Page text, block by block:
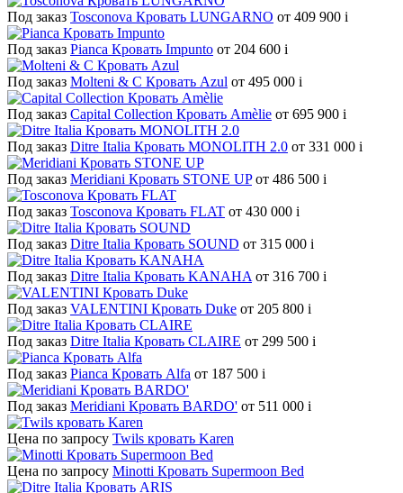
Под заказ Tosconova Кровать LUNGARNO от 409 900 i
Под заказ Pianca Кровать Impunto от 204 600 i
Под заказ Molteni & C Кровать Azul от 495 000 i
Под заказ Capital Collection Кровать Amèlie от 695 900 i
Под заказ Ditre Italia Кровать MONOLITH 2.0 от 331 000 i
Под заказ Meridiani Кровать STONE UP от 486 500 i
Под заказ Tosconova Кровать FLAT от 430 000 i
Под заказ Ditre Italia Кровать SOUND от 315 000 i
Под заказ Ditre Italia Кровать KANAHA от 316 700 i
Под заказ VALENTINI Кровать Duke от 205 800 i
Под заказ Ditre Italia Кровать CLAIRE от 299 500 i
Под заказ Pianca Кровать Alfa от 187 500 i
Под заказ Meridiani Кровать BARDO' от 511 000 i
Цена по запросу Twils кровать Karen
Цена по запросу Minotti Кровать Supermoon Bed